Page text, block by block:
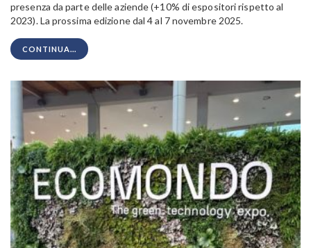
presenza da parte delle aziende (+10% di espositori rispetto al
2023). La prossima edizione dal 4 al 7 novembre 2025.
CONTINUA...